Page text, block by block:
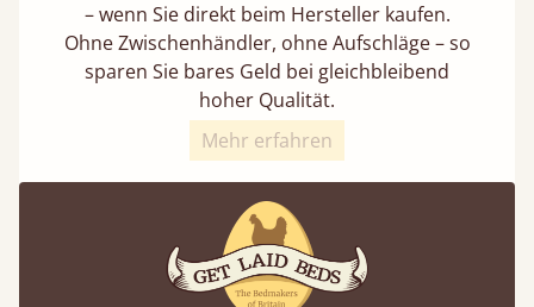
– wenn Sie direkt beim Hersteller kaufen.
Ohne Zwischenhändler, ohne Aufschläge – so
sparen Sie bares Geld bei gleichbleibend
hoher Qualität.
Mehr erfahren